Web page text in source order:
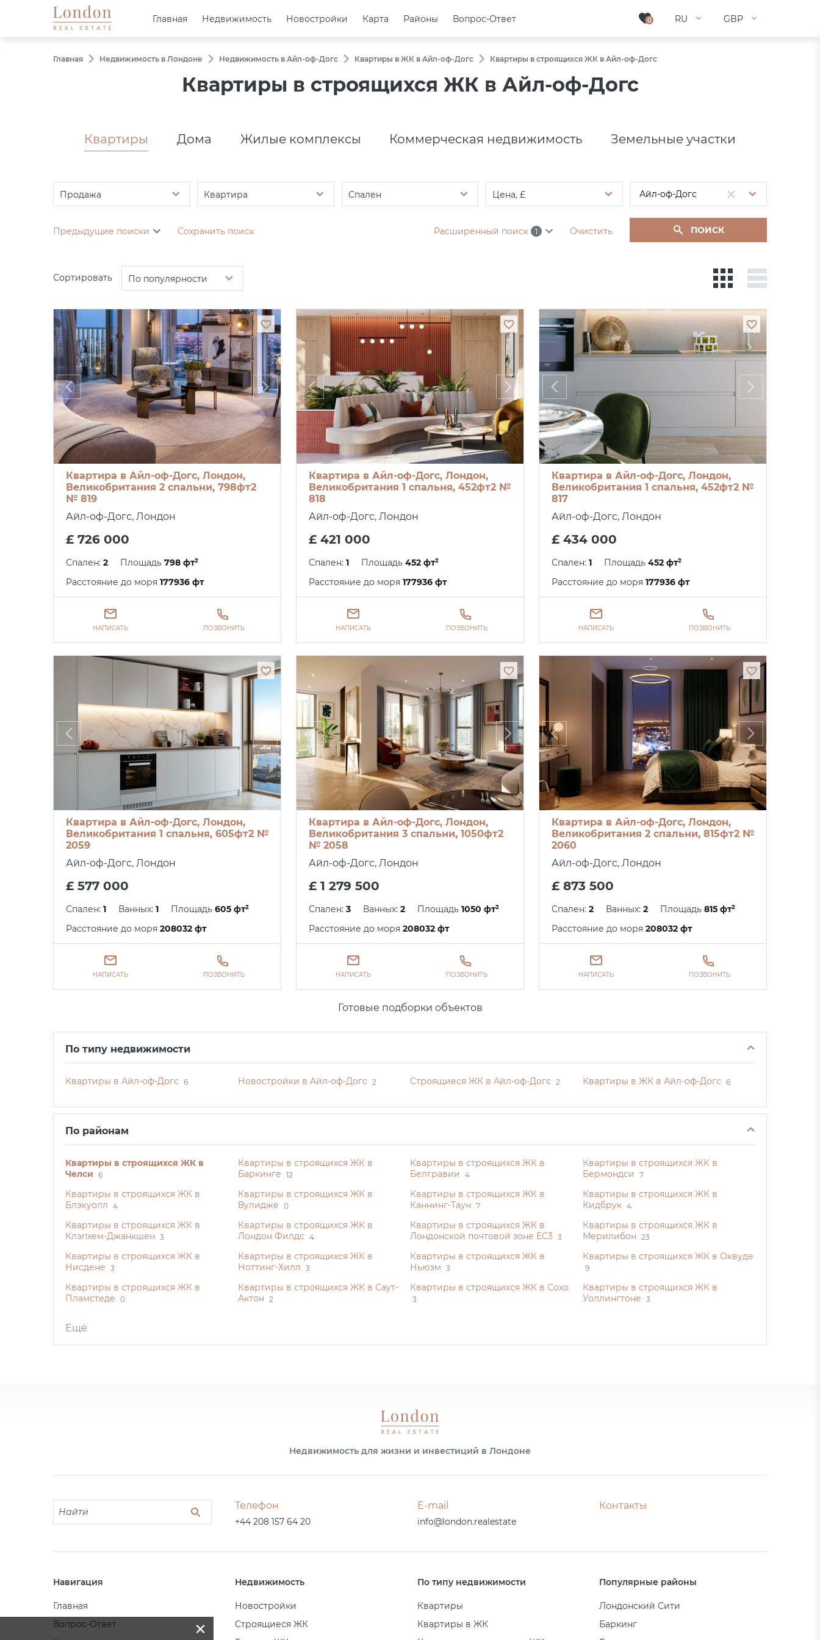
0 RU GBP
Главная Недвижимость Новостройки Карта Районы Вопрос-Ответ 0 RU GBP
Главная Недвижимость Новостройки Карта Районы Вопрос-Ответ
Главная Недвижимость в Лондоне Недвижимость в Айл-оф-Догс Квартиры в ЖК в Айл-оф-Догс Квартиры в строящихся ЖК в Айл-оф-Догс
Квартиры в строящихся ЖК в Айл-оф-Догс
Квартиры Дома Жилые комплексы Коммерческая недвижимость Земельные участки
Продажа Квартира Спален Цена, £
Предыдущие поиски Сохранить поиск Расширенный поиск 1 Очистить ПОИСК
Сортировать По популярности
Квартира в Айл-оф-Догс, Лондон,
Великобритания 2 спальни, 798фт2
№ 819
Айл-оф-Догс, Лондон
£ 726 000
Спален: 2 Площадь 798 фт²
Расстояние до моря 177936 фт
НАПИСАТЬ ПОЗВОНИТЬ
Квартира в Айл-оф-Догс, Лондон,
Великобритания 1 спальня, 452фт2 №
818
Айл-оф-Догс, Лондон
£ 421 000
Спален: 1 Площадь 452 фт²
Расстояние до моря 177936 фт
НАПИСАТЬ ПОЗВОНИТЬ
Квартира в Айл-оф-Догс, Лондон,
Великобритания 1 спальня, 452фт2 №
817
Айл-оф-Догс, Лондон
£ 434 000
Спален: 1 Площадь 452 фт²
Расстояние до моря 177936 фт
НАПИСАТЬ ПОЗВОНИТЬ
Квартира в Айл-оф-Догс, Лондон,
Великобритания 1 спальня, 605фт2 №
2059
Айл-оф-Догс, Лондон
£ 577 000
Спален: 1 Ванных: 1 Площадь 605 фт²
Расстояние до моря 208032 фт
НАПИСАТЬ ПОЗВОНИТЬ
Квартира в Айл-оф-Догс, Лондон,
Великобритания 3 спальни, 1050фт2
№ 2058
Айл-оф-Догс, Лондон
£ 1 279 500
Спален: 3 Ванных: 2 Площадь 1050 фт²
Расстояние до моря 208032 фт
НАПИСАТЬ ПОЗВОНИТЬ
Квартира в Айл-оф-Догс, Лондон,
Великобритания 2 спальни, 815фт2 №
2060
Айл-оф-Догс, Лондон
£ 873 500
Спален: 2 Ванных: 2 Площадь 815 фт²
Расстояние до моря 208032 фт
НАПИСАТЬ ПОЗВОНИТЬ
Готовые подборки объектов
По типу недвижимости
Квартиры в Айл-оф-Догс 6 Новостройки в Айл-оф-Догс 2 Строящиеся ЖК в Айл-оф-Догс 2 Квартиры в ЖК в Айл-оф-Догс 6
По районам
Квартиры в строящихся ЖК в
Челси 6
Квартиры в строящихся ЖК в
Баркинге 12
Квартиры в строящихся ЖК в
Белгравии 4
Квартиры в строящихся ЖК в
Бермондси 7
Квартиры в строящихся ЖК в
Блэкуолл 4
Квартиры в строящихся ЖК в
Вулидже 0
Квартиры в строящихся ЖК в
Каннинг-Таун 7
Квартиры в строящихся ЖК в
Кидбрук 4
Квартиры в строящихся ЖК в
Клэпхем-Джанкшен 3
Квартиры в строящихся ЖК в
Лондон Филдс 4
Квартиры в строящихся ЖК в
Лондонской почтовой зоне EC3 3
Квартиры в строящихся ЖК в
Мерилибон 23
Квартиры в строящихся ЖК в
Нисдене 3
Квартиры в строящихся ЖК в
Ноттинг-Хилл 3
Квартиры в строящихся ЖК в
Ньюэм 3
Квартиры в строящихся ЖК в Оквуде
9
Квартиры в строящихся ЖК в
Пламстеде 0
Квартиры в строящихся ЖК в Саут-
Актон 2
Квартиры в строящихся ЖК в Сохо
3
Квартиры в строящихся ЖК в
Уоллингтоне 3
Ещё
Недвижимость для жизни и инвестиций в Лондоне
Телефон
+44 208 157 64 20
E-mail
info@london.realestate
Контакты
Навигация
Главная
Вопрос-Ответ
Недвижимость
Новостройки
Строящиеся ЖК
По типу недвижимости
Квартиры
Квартиры в ЖК
Популярные районы
Лондонский Сити
Баркинг
×